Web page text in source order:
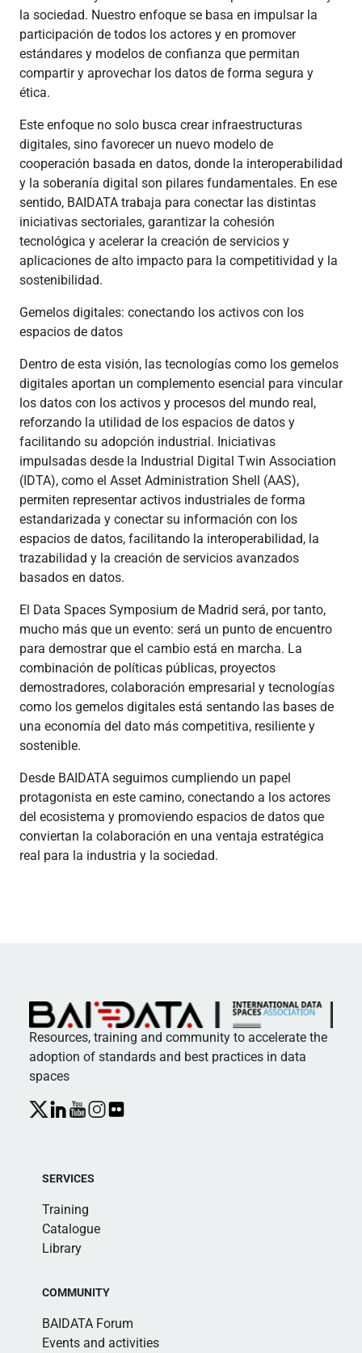
la sociedad. Nuestro enfoque se basa en impulsar la
participación de todos los actores y en promover
estándares y modelos de confianza que permitan
compartir y aprovechar los datos de forma segura y
ética.
Este enfoque no solo busca crear infraestructuras
digitales, sino favorecer un nuevo modelo de
cooperación basada en datos, donde la interoperabilidad
y la soberanía digital son pilares fundamentales. En ese
sentido, BAIDATA trabaja para conectar las distintas
iniciativas sectoriales, garantizar la cohesión
tecnológica y acelerar la creación de servicios y
aplicaciones de alto impacto para la competitividad y la
sostenibilidad.
Gemelos digitales: conectando los activos con los
espacios de datos
Dentro de esta visión, las tecnologías como los gemelos
digitales aportan un complemento esencial para vincular
los datos con los activos y procesos del mundo real,
reforzando la utilidad de los espacios de datos y
facilitando su adopción industrial. Iniciativas
impulsadas desde la Industrial Digital Twin Association
(IDTA), como el Asset Administration Shell (AAS),
permiten representar activos industriales de forma
estandarizada y conectar su información con los
espacios de datos, facilitando la interoperabilidad, la
trazabilidad y la creación de servicios avanzados
basados en datos.
El Data Spaces Symposium de Madrid será, por tanto,
mucho más que un evento: será un punto de encuentro
para demostrar que el cambio está en marcha. La
combinación de políticas públicas, proyectos
demostradores, colaboración empresarial y tecnologías
como los gemelos digitales está sentando las bases de
una economía del dato más competitiva, resiliente y
sostenible.
Desde BAIDATA seguimos cumpliendo un papel
protagonista en este camino, conectando a los actores
del ecosistema y promoviendo espacios de datos que
conviertan la colaboración en una ventaja estratégica
real para la industria y la sociedad.
Resources, training and community to accelerate the
adoption of standards and best practices in data
spaces
SERVICES
Training
Catalogue
Library
COMMUNITY
BAIDATA Forum
Events and activities